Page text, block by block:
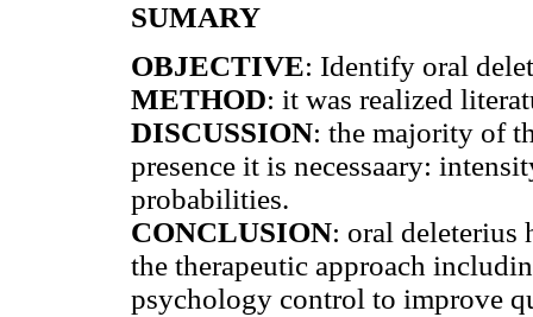
SUMARY
OBJECTIVE: Identify oral
METHOD: it was realized
DISCUSSION: the majority of
presence it is necessaary:
probabilities.
CONCLUSION: oral deleterius
the therapeutic approach
psychology control to improve